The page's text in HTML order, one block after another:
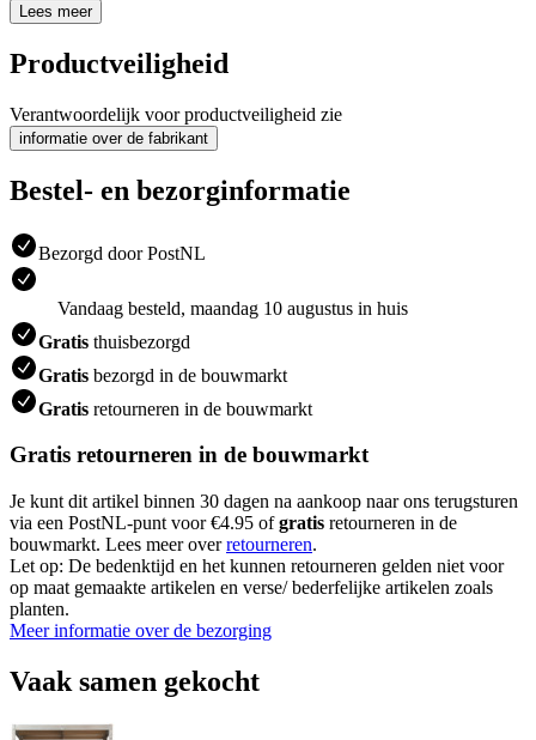
Lees meer
Productveiligheid
Verantwoordelijk voor productveiligheid zie
informatie over de fabrikant
Bestel- en bezorginformatie
Bezorgd door PostNL
Vandaag besteld, maandag 10 augustus in huis
Gratis thuisbezorgd
Gratis bezorgd in de bouwmarkt
Gratis retourneren in de bouwmarkt
Gratis retourneren in de bouwmarkt
Je kunt dit artikel binnen 30 dagen na aankoop naar ons terugsturen
via een PostNL-punt voor €4.95 ofgratis retourneren in de
bouwmarkt. Lees meer overretourneren.
Let op: De bedenktijd en het kunnen retourneren gelden niet voor
op maat gemaakte artikelen en verse/ bederfelijke artikelen zoals
planten.
Meer informatie over de bezorging
Vaak samen gekocht